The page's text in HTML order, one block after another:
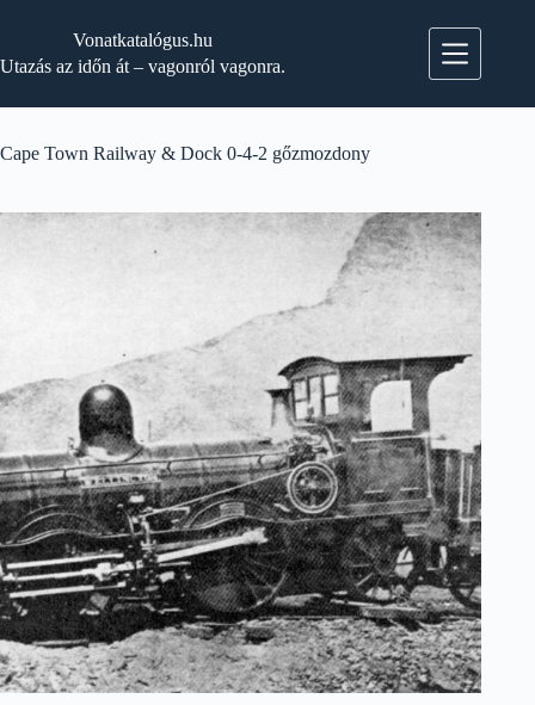
Vonatkatalógus.hu
Utazás az időn át – vagonról vagonra.
Cape Town Railway & Dock 0-4-2 gőzmozdony